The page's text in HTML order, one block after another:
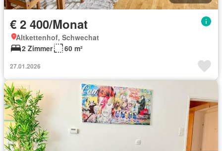
€ 2 400/Monat
Altkettenhof, Schwechat
2 Zimmer
60 m²
27.01.2026